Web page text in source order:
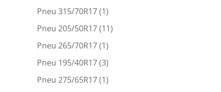
Pneu 315/70R17(1)
Pneu 205/50R17(11)
Pneu 265/70R17(1)
Pneu 195/40R17(3)
Pneu 275/65R17(1)